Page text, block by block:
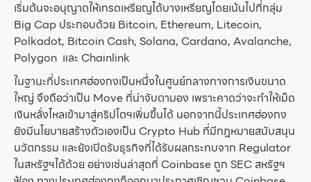
เริ่มต้นจะอนุญาตให้เทรดเหรียญได้บางเหรียญโดยเน้นไปที่กลุ่ม
Big Cap ประกอบด้วย Bitcoin, Ethereum, Litecoin,
Polkadot, Bitcoin Cash, Solana, Cardano, Avalanche,
Polygon และ Chainlink
ในฐานะที่ประเทศฮ่องกงเป็นหนึ่งในศูนย์กลางทางการเงินขนาด
ใหญ่ จึงถือว่าเป็น Move ที่น่าจับตามอง เพราะคาดว่าจะทำให้เม็ด
เงินหลั่งไหลเข้ามาสู่คริปโตฯเพิ่มขึ้นได้ นอกจากนี้ประเทศฮ่องกง
ยังมีนโยบายสร้างตัวเองเป็น Crypto Hub ที่มีกฎหมายสนับสนุน
นวัตกรรม และยังเปิดรับธุรกิจที่ได้รับผลกระทบจาก Regulator
ในสหรัฐฯได้ด้วย อย่างเช่นล่าสุดที่ Coinbase ถูก SEC สหรัฐฯ